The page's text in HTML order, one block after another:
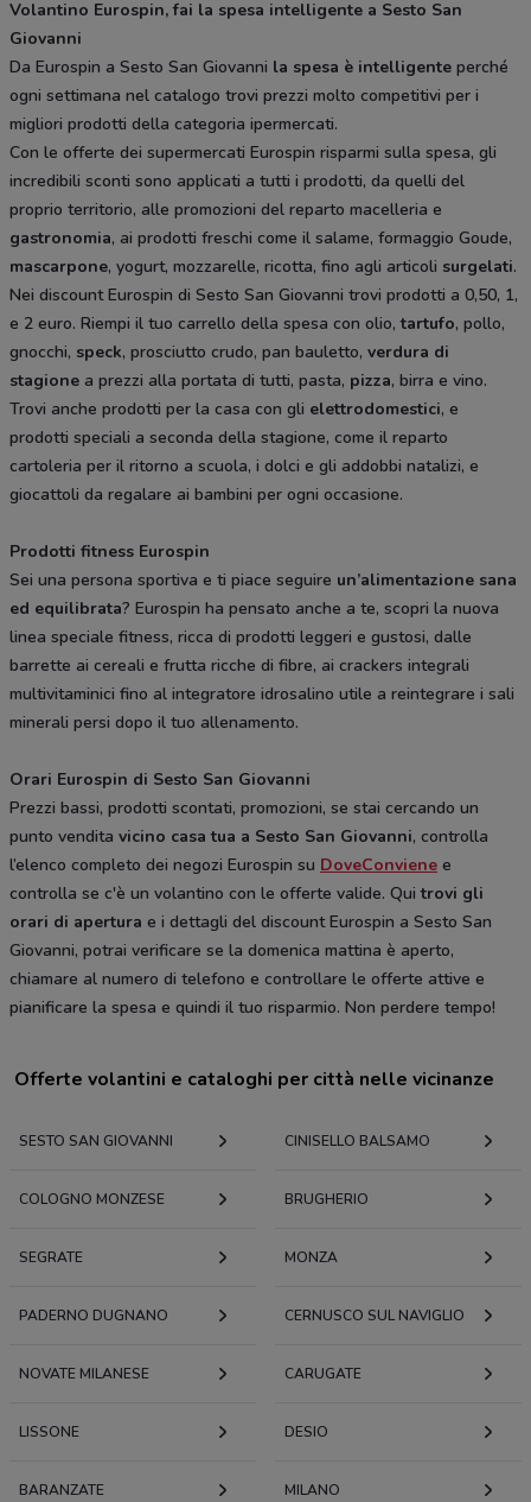
Volantino Eurospin, fai la spesa intelligente a Sesto San
Giovanni
Da Eurospin a Sesto San Giovanni la spesa è intelligente perché
ogni settimana nel catalogo trovi prezzi molto competitivi per i
migliori prodotti della categoria ipermercati.
Con le offerte dei supermercati Eurospin risparmi sulla spesa, gli
incredibili sconti sono applicati a tutti i prodotti, da quelli del
proprio territorio, alle promozioni del reparto macelleria e
gastronomia, ai prodotti freschi come il salame, formaggio Goude,
mascarpone, yogurt, mozzarelle, ricotta, fino agli articoli surgelati.
Nei discount Eurospin di Sesto San Giovanni trovi prodotti a 0,50, 1,
e 2 euro. Riempi il tuo carrello della spesa con olio,tartufo, pollo,
gnocchi, speck, prosciutto crudo, pan bauletto, verdura di
stagione a prezzi alla portata di tutti, pasta, pizza, birra e vino.
Trovi anche prodotti per la casa con gli elettrodomestici, e
prodotti speciali a seconda della stagione, come il reparto
cartoleria per il ritorno a scuola, i dolci e gli addobbi natalizi, e
giocattoli da regalare ai bambini per ogni occasione.
Prodotti fitness Eurospin
Sei una persona sportiva e ti piace seguire un’alimentazione sana
ed equilibrata? Eurospin ha pensato anche a te, scopri la nuova
linea speciale fitness, ricca di prodotti leggeri e gustosi, dalle
barrette ai cereali e frutta ricche di fibre, ai crackers integrali
multivitaminici fino al integratore idrosalino utile a reintegrare i sali
minerali persi dopo il tuo allenamento.
Orari Eurospin di Sesto San Giovanni
Prezzi bassi, prodotti scontati, promozioni, se stai cercando un
punto vendita vicino casa tua a Sesto San Giovanni, controlla
l’elenco completo dei negozi Eurospin su DoveConviene e
controlla se c'è un volantino con le offerte valide. Quitrovi gli
orari di apertura e i dettagli del discount Eurospin a Sesto San
Giovanni, potrai verificare se la domenica mattina è aperto,
chiamare al numero di telefono e controllare le offerte attive e
pianificare la spesa e quindi il tuo risparmio. Non perdere tempo!
Offerte volantini e cataloghi per città nelle vicinanze
SESTO SAN GIOVANNI CINISELLO BALSAMO
COLOGNO MONZESE BRUGHERIO
SEGRATE MONZA
PADERNO DUGNANO CERNUSCO SUL NAVIGLIO
NOVATE MILANESE CARUGATE
LISSONE DESIO
BARANZATE MILANO